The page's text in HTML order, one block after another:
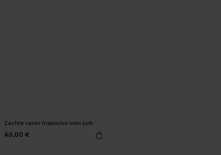
Zachte varen tropische mini-jurk
40,00 €